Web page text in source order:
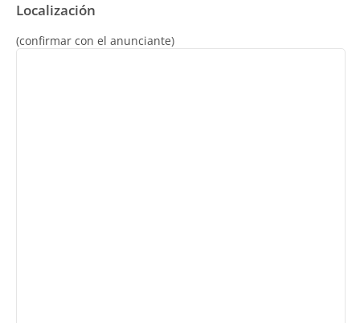
Localización
(confirmar con el anunciante)